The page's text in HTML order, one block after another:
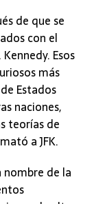
de que se
con el
Esos
más
Estados
naciones,
teorías de
a JFK.
nombre de la